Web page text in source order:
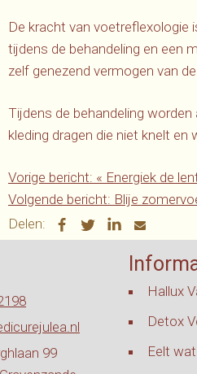
De kracht van voetreflexologie
tijdens de behandeling en een
zelf genezend vermogen van
Tijdens de behandeling
kleding dragen die niet knelt en
Vorige bericht: « Energiek de
Volgende bericht: Blije
Delen:
99
Hallux
Detox
Eelt